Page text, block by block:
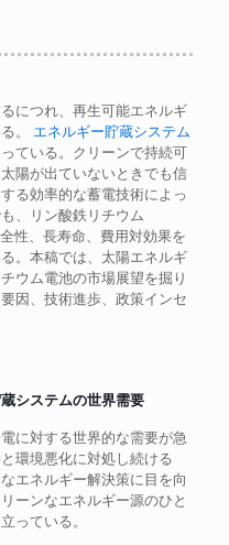
につれ、再生可能エネルギ
。 エネルギー貯蔵システム
ている。クリーンで持続可
陽が出ていないときでも信
る効率的な蓄電技術によっ
、リン酸鉄リチウム
性、長寿命、費用対効果を
。本稿では、太陽エネルギ
ウム電池の市場展望を掘り
因、技術進歩、政策インセ
システムの世界需要
に対する世界的な需要が急
環境悪化に対処し続ける
エネルギー解決策に目を向
ーンなエネルギー源のひと
っている。